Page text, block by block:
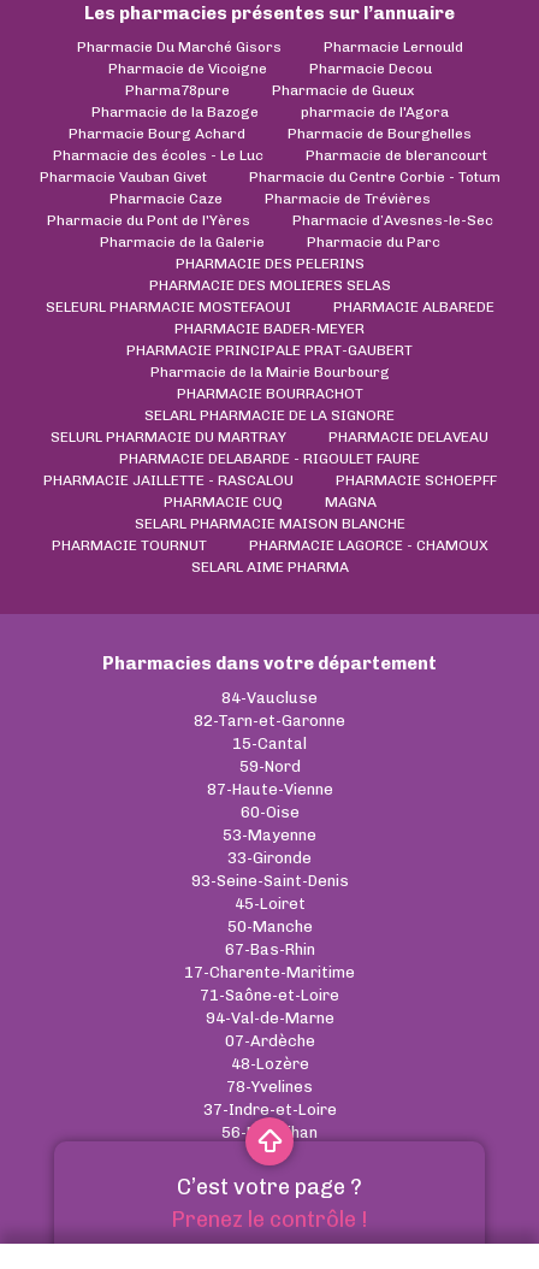
C’est votre page ?
Prenez le contrôle !
Les pharmacies présentes sur l’annuaire
Pharmacie Du Marché Gisors
Pharmacie Lernould
Pharmacie de Vicoigne
Pharmacie Decou
Pharma78pure
Pharmacie de Gueux
Pharmacie de la Bazoge
pharmacie de l'Agora
Pharmacie Bourg Achard
Pharmacie de Bourghelles
Pharmacie des écoles - Le Luc
Pharmacie de blerancourt
Pharmacie Vauban Givet
Pharmacie du Centre Corbie - Totum
Pharmacie Caze
Pharmacie de Trévières
Pharmacie du Pont de l'Yères
Pharmacie d’Avesnes-le-Sec
Pharmacie de la Galerie
Pharmacie du Parc
PHARMACIE DES PELERINS
PHARMACIE DES MOLIERES SELAS
SELEURL PHARMACIE MOSTEFAOUI
PHARMACIE ALBAREDE
PHARMACIE BADER-MEYER
PHARMACIE PRINCIPALE PRAT-GAUBERT
Pharmacie de la Mairie Bourbourg
PHARMACIE BOURRACHOT
SELARL PHARMACIE DE LA SIGNORE
SELURL PHARMACIE DU MARTRAY
PHARMACIE DELAVEAU
PHARMACIE DELABARDE - RIGOULET FAURE
PHARMACIE JAILLETTE - RASCALOU
PHARMACIE SCHOEPFF
PHARMACIE CUQ
MAGNA
SELARL PHARMACIE MAISON BLANCHE
PHARMACIE TOURNUT
PHARMACIE LAGORCE - CHAMOUX
SELARL AIME PHARMA
Pharmacies dans votre département
84-Vaucluse
82-Tarn-et-Garonne
15-Cantal
59-Nord
87-Haute-Vienne
60-Oise
53-Mayenne
33-Gironde
93-Seine-Saint-Denis
45-Loiret
50-Manche
67-Bas-Rhin
17-Charente-Maritime
71-Saône-et-Loire
94-Val-de-Marne
07-Ardèche
48-Lozère
78-Yvelines
37-Indre-et-Loire
56-Morbihan
RGPD -Contact
Annuaire des pharmacies - Tous droits réservés